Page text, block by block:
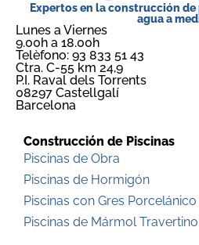
Expertos en la construcción
agua a
Lunes a Viernes
9.00h a 18.00h
Telèfono: 93 833 51 43
Ctra. C-55 km 24,9
P.I. Raval dels Torrents
08297 Castellgalí
Barcelona
Construcción de Piscinas
Piscinas de Obra
Piscinas de Hormigón
Piscinas con Gres Porcelánico
Piscinas de Mármol Travertino